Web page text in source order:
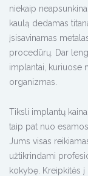
niekaip
kaulą dedamas
įsisavinamas
procedūrų. Dar
implantai, kuriuose
organizmas.
Tiksli implantų
taip pat nuo
Jums visas
užtikrindami
kokybę. Kreipkitės